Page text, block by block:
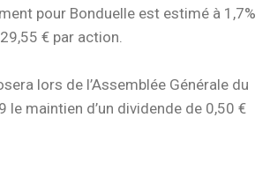
pour Bonduelle est estimé à 1,7%
€ par action.
lors de l’Assemblée Générale du
le maintien d’un dividende de 0,50 €